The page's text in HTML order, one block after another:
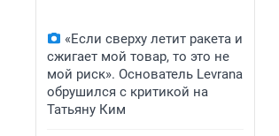
«Если сверху летит ракета и
сжигает мой товар, то это не
мой риск». Основатель Levrana
обрушился с критикой на
Татьяну Ким